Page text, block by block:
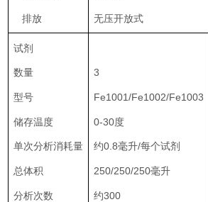
排放 无压开放式
试剂
数量
型号
储存温度
单次分析消耗量
总体积
分析次数
3
Fe1001/Fe1002/Fe1003
0-30度
约0.8毫升/每个试剂
250/250/250毫升
约300